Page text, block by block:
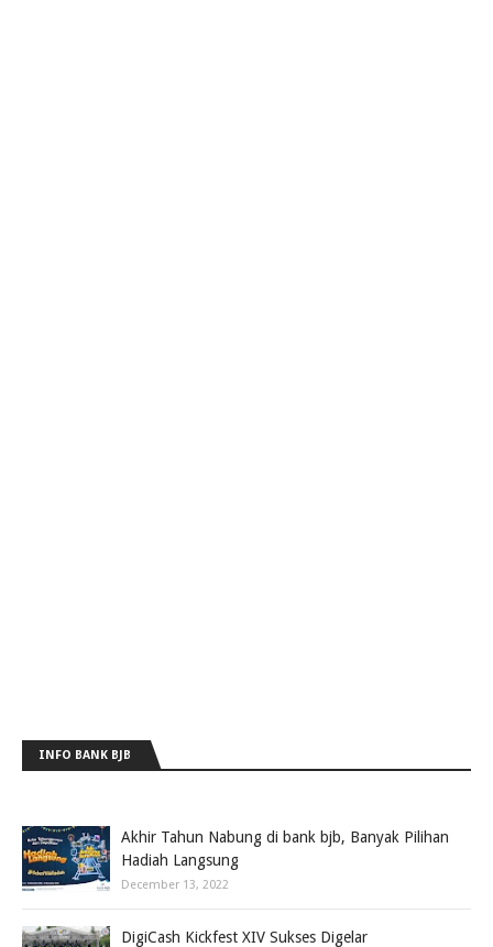
INFO BANK BJB
Akhir Tahun Nabung di bank bjb, Banyak Pilihan
Hadiah Langsung
December 13, 2022
DigiCash Kickfest XIV Sukses Digelar